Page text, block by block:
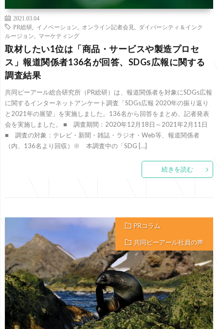
2021.03.04
PR総研
イノベーション オンライン記者会見
ダイバーシティ＆インク
ルージョン
マーケティング
取材したい1位は「商品・サービスや製造プロセ
ス」報道関係者136名が回答、SDGs広報に関する
調査結果
共同ピーアール総合研究所（PR総研）は、報道関係者を対象にSDGs広報
に関するインターネットアンケート調査「SDGs広報 2020年の振り返り
と2021年の展望」を実施しました。136名から回答をまとめ、記者発表
会を実施しました。 ■ 調査期間：2020年12月18日～2021年2月11日
■ 調査の対象：テレビ・新聞・雑誌・ラジオ・Web等、報道関係者
（内、136名より回収）※ 本調査中の「SDG […]
続きを読む
PRコラム
共同ピーアール社員の声